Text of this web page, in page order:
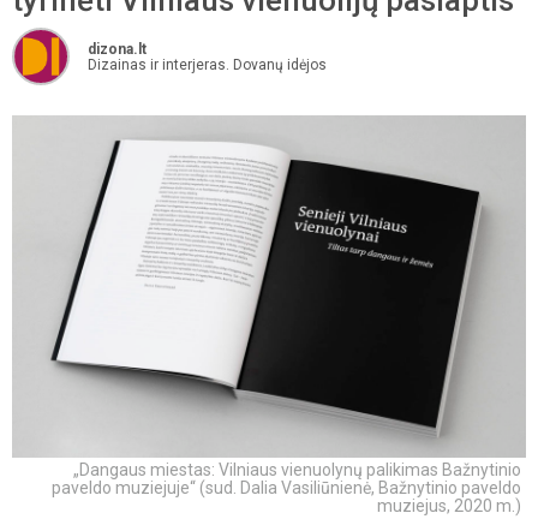
dizona.lt
Dizainas ir interjeras. Dovanų idėjos
„Dangaus miestas: Vilniaus vienuolynų palikimas Bažnytinio
paveldo muziejuje“ (sud. Dalia Vasiliūnienė, Bažnytinio paveldo
muziejus, 2020 m.)